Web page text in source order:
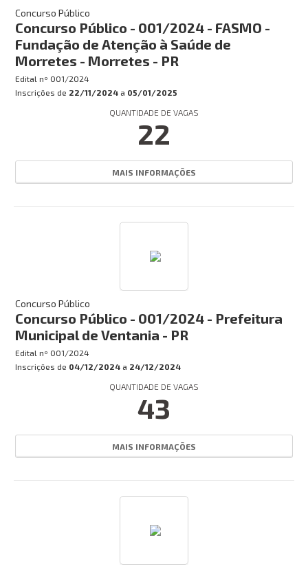
Concurso Público
Concurso Público - 001/2024 - FASMO -
Fundação de Atenção à Saúde de
Morretes - Morretes - PR
Edital nº 001/2024
Inscrições de 22/11/2024 a 05/01/2025
QUANTIDADE DE VAGAS
22
MAIS INFORMAÇÕES
Concurso Público
Concurso Público - 001/2024 - Prefeitura
Municipal de Ventania - PR
Edital nº 001/2024
Inscrições de 04/12/2024 a 24/12/2024
QUANTIDADE DE VAGAS
43
MAIS INFORMAÇÕES